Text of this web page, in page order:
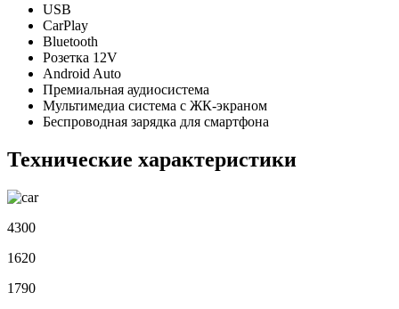
USB
CarPlay
Bluetooth
Розетка 12V
Android Auto
Премиальная аудиосистема
Мультимедиа система с ЖК-экраном
Беспроводная зарядка для смартфона
Технические характеристики
4300
1620
1790